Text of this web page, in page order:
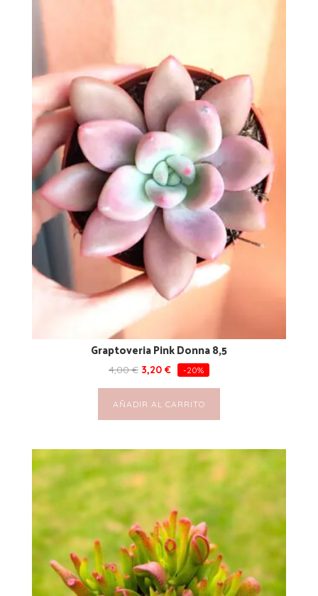
Graptoveria Pink Donna 8,5
4,00€ 3,20 € -20%
AÑADIR AL CARRITO